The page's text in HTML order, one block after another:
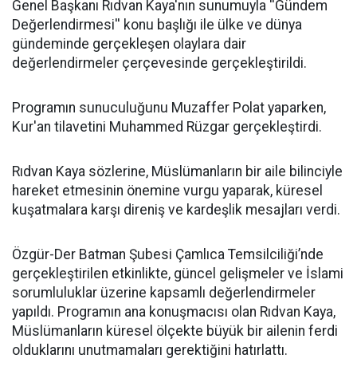
Genel Başkanı Rıdvan Kaya'nın sunumuyla ''Gündem
Değerlendirmesi'' konu başlığı ile ülke ve dünya
gündeminde gerçekleşen olaylara dair
değerlendirmeler çerçevesinde gerçekleştirildi.
Programın sunuculuğunu Muzaffer Polat yaparken,
Kur'an tilavetini Muhammed Rüzgar gerçekleştirdi.
Rıdvan Kaya sözlerine, Müslümanların bir aile bilinciyle
hareket etmesinin önemine vurgu yaparak, küresel
kuşatmalara karşı direniş ve kardeşlik mesajları verdi.
Özgür-Der Batman Şubesi Çamlıca Temsilciliği’nde
gerçekleştirilen etkinlikte, güncel gelişmeler ve İslami
sorumluluklar üzerine kapsamlı değerlendirmeler
yapıldı. Programın ana konuşmacısı olan Rıdvan Kaya,
Müslümanların küresel ölçekte büyük bir ailenin ferdi
olduklarını unutmamaları gerektiğini hatırlattı.